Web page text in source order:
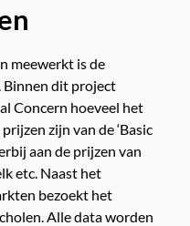
meewerkt is de
Binnen dit project
Concern hoeveel het
zijn van de ‘Basic
aan de prijzen van
etc. Naast het
bezoekt het
Alle data worden